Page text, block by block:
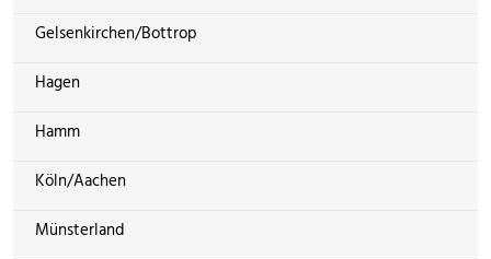
Gelsenkirchen/Bottrop
Hagen
Hamm
Köln/Aachen
Münsterland